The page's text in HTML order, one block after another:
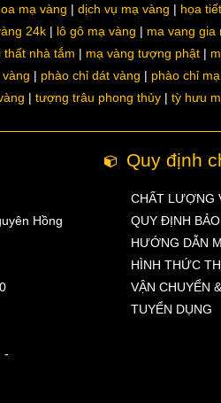
mạ vàng dịch vụ mạ vàng họa
24k lô gô mạ vàng ma vang gia
thất nhà tắm mạ vàng tượng phật
phào chỉ dát vàng phào chỉ
tượng trâu phong thủy tỳ hưu
Hồng
-
Quy định
CHẤT LƯỢNG
QUY ĐỊNH
HƯỚNG DẪN
HÌNH THỨC
VẬN CHUYỂN
TUYỂN DỤNG